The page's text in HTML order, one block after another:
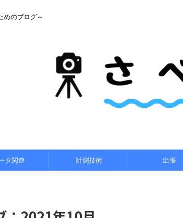
めのブログ～
タ関連 計測技術 出張